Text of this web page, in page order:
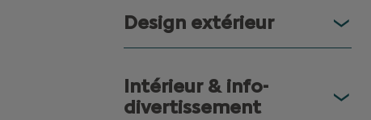
Design extérieur
Intérieur & info-
divertissement